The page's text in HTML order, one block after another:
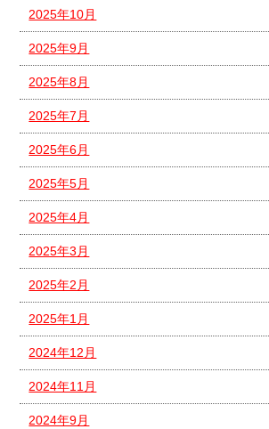
2025年10月
2025年9月
2025年8月
2025年7月
2025年6月
2025年5月
2025年4月
2025年3月
2025年2月
2025年1月
2024年12月
2024年11月
2024年9月